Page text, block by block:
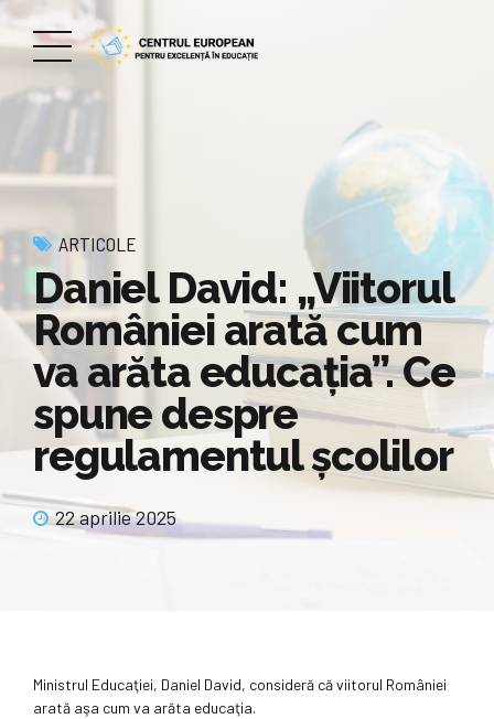
ARTICOLE
Daniel David: „Viitorul
României arată cum
va arăta educaţia”. Ce
spune despre
regulamentul școlilor
22 aprilie 2025
Ministrul Educaţiei, Daniel David, consideră că viitorul României
arată aşa cum va arăta educaţia.